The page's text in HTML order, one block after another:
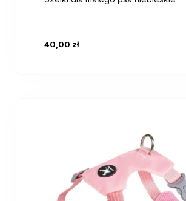
40,00 zł